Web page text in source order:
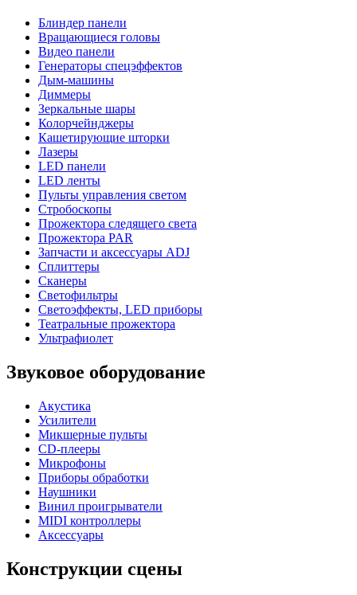
Блиндер панели
Вращающиеся головы
Видео панели
Генераторы спецэффектов
Дым-машины
Диммеры
Зеркальные шары
Колорчейнджеры
Кашетирующие шторки
Лазеры
LED панели
LED ленты
Пульты управления светом
Стробоскопы
Прожектора следящего света
Прожектора PAR
Запчасти и аксессуары ADJ
Сплиттеры
Сканеры
Светофильтры
Светоэффекты, LED приборы
Театральные прожектора
Ультрафиолет
Звуковое оборудование
Акустика
Усилители
Микшерные пульты
CD-плееры
Микрофоны
Приборы обработки
Наушники
Винил проигрыватели
MIDI контроллеры
Аксессуары
Конструкции сцены